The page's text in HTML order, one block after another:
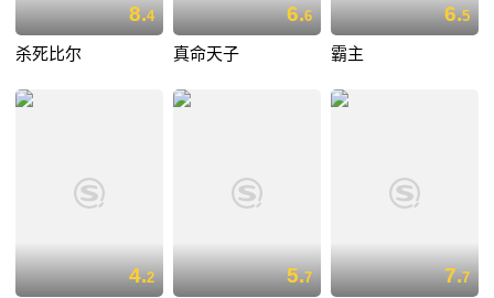
8.4
杀死比尔
6.6
真命天子
6.5
霸主
4.2 5.7 7.7